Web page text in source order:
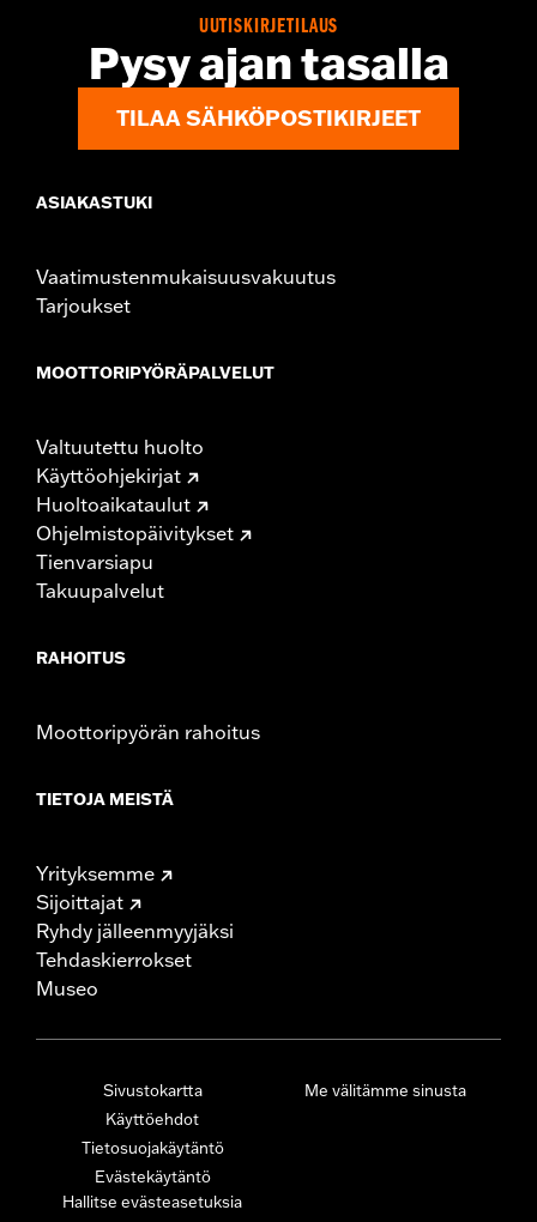
for full details
UUTISKIRJETILAUS
Pysy ajan tasalla
TILAA SÄHKÖPOSTIKIRJEET
ASIAKASTUKI
Vaatimustenmukaisuusvakuutus
Tarjoukset
MOOTTORIPYÖRÄPALVELUT
Valtuutettu huolto
Käyttöohjekirjat
Huoltoaikataulut
Ohjelmistopäivitykset
Tienvarsiapu
Takuupalvelut
RAHOITUS
Moottoripyörän rahoitus
TIETOJA MEISTÄ
Yrityksemme
Sijoittajat
Ryhdy jälleenmyyjäksi
Tehdaskierrokset
Museo
Sivustokartta
Käyttöehdot
Tietosuojakäytäntö
Evästekäytäntö
Hallitse evästeasetuksia
Me välitämme sinusta